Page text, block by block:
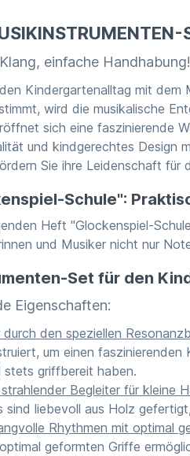
einfache Handhabung!
Kindergartenalltag mit
wird die musikalische
sich eine faszinierende
und kindgerechtes Design
Sie ihre Leidenschaft für
Schule":
Heft "Glockenspiel-
und Musiker nicht nur
Set für den
Eigenschaften:
durch den speziellen
um einen
stets griffbereit haben.
Begleiter für kleine
sind liebevoll aus Holz
Rhythmen mit optimal
geformten Griffe